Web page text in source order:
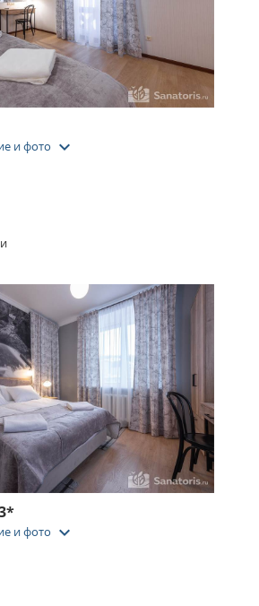
и фото keyboard_arrow_down
и фото keyboard_arrow_down